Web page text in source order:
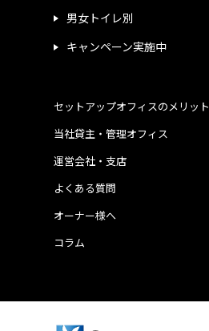
男女トイレ別
キャンペーン実施中
運営会社・支店
よくある質問
当社貸主・管理オフィス
オーナー様へ
コラム
セットアップオフィスのメリット